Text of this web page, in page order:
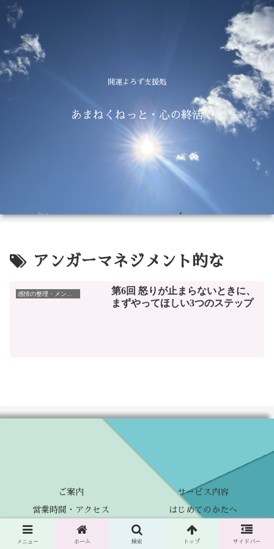
開運よろず支援処
あまねくねっと・心の終活
アンガーマネジメント的な
第6回 怒りが止まらないときに、
まずやってほしい3つのステップ
ご案内 サービス内容
営業時間・アクセス はじめてのかたへ
© 2014-2026 amaneqnet.
メニュー ホーム 検索 トップ サイドバー